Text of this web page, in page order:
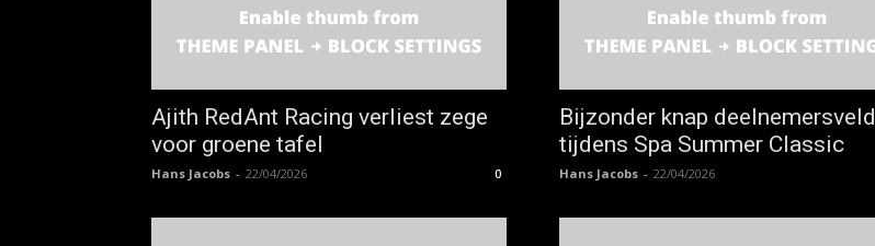
Ajith RedAnt Racing verliest zege
voor groene tafel
Hans Jacobs - 22/04/2026 0
Bijzonder knap deelnemersveld
tijdens Spa Summer Classic
Hans Jacobs - 22/04/2026